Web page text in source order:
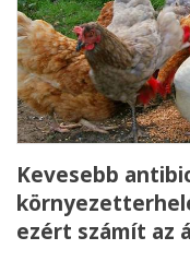
Kevesebb
ezért számít az